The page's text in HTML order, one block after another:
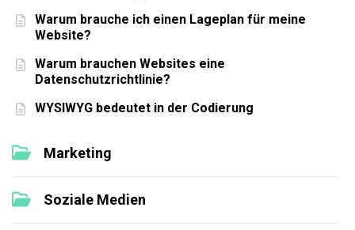
Warum brauche ich einen Lageplan für meine
Website?
Warum brauchen Websites eine
Datenschutzrichtlinie?
WYSIWYG bedeutet in der Codierung
Marketing
Soziale Medien